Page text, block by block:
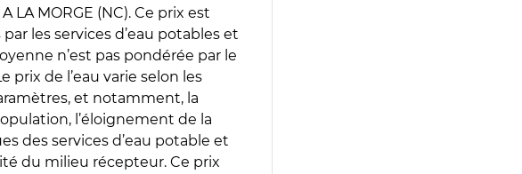
LA MORGE (NC). Ce prix est
les services d’eau potables et
n’est pas pondérée par le
prix de l’eau varie selon les
et notamment, la
l’éloignement de la
des services d’eau potable et
du milieu récepteur. Ce prix